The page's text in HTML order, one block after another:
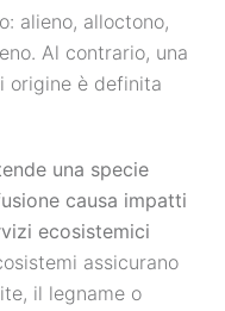
alieno, alloctono,
Al contrario, una
origine è definita
una specie
causa impatti
ecosistemici
assicurano
il legname o